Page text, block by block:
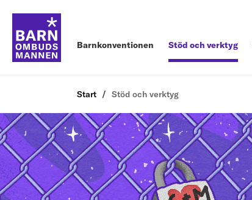
Barnkonventionen Stöd och verktyg
Start Stöd och verktyg